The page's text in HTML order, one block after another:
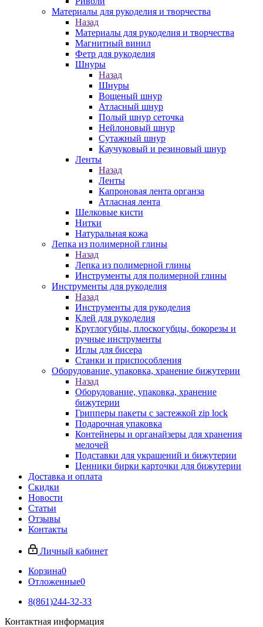
Материалы для рукоделия и творчества
Назад
Материалы для рукоделия и творчества
Магнитный винил
Фетр для рукоделия
Шнуры
Назад
Шнуры
Вощеный шнур
Атласный шнур
Полый шнур сеточка
Нейлоновый шнур
Сутажный шнур
Каучуковый и резиновый шнур
Ленты
Назад
Ленты
Капроновая лента органза
Атласная лента
Шелковые кисти
Нитки
Натуральная кожа
Лепка из полимерной глины
Назад
Лепка из полимерной глины
Инструменты для полимерной глины
Инструменты для рукоделия
Назад
Инструменты для рукоделия
Клей для рукоделия
Круглогубцы, плоскогубцы, бокорезы и
ручные инструменты
Иглы для бисера
Станки и приспособления
Оборудование, упаковка, хранение бижутерии
Назад
Оборудование, упаковка, хранение
бижутерии
Грипперы пакеты с застежкой zip lock
Подарочная упаковка
Контейнеры и органайзеры для хранения
мелочей
Подставки для украшений и бижутерии
Ценники бирки карточки для бижутерии
Доставка и оплата
Скидки
Новости
Статьи
Отзывы
Контакты
Личный кабинет
Корзина0
Отложенные0
8(861)244-32-33
Контактная информация